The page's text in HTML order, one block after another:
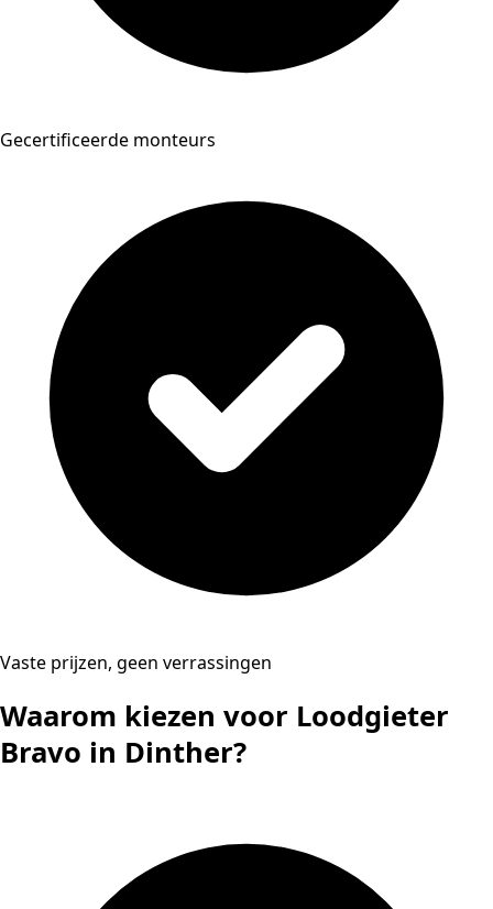
Gecertificeerde monteurs
Vaste prijzen, geen verrassingen
Waarom kiezen voor Loodgieter
Bravo in Dinther?